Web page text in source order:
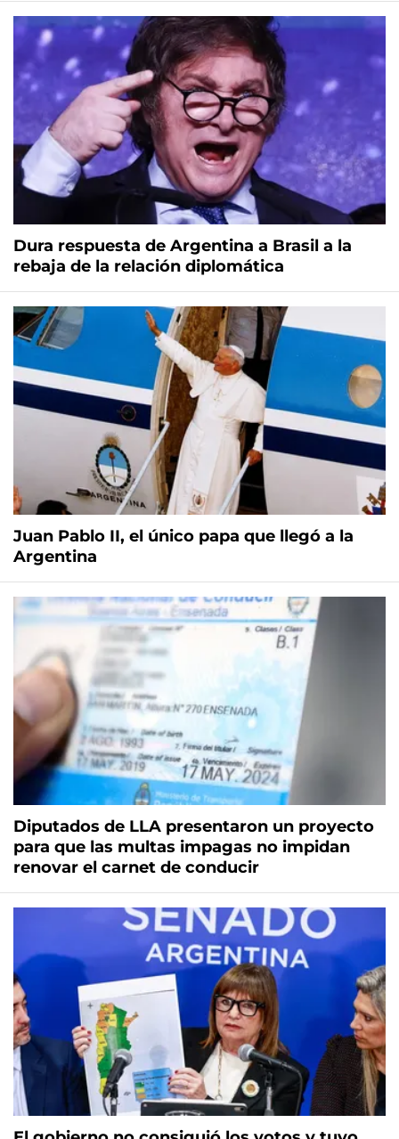
Dura respuesta de Argentina a Brasil a la
rebaja de la relación diplomática
Juan Pablo II, el único papa que llegó a la
Argentina
Diputados de LLA presentaron un proyecto
para que las multas impagas no impidan
renovar el carnet de conducir